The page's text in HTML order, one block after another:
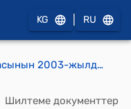
KG RU
Кыргыз Республикасынын 2003-жылдын 18-июлундагы № 153 "Кыргыз Республикасынын Жогорку Соту жана жергиликтүү соттор жөнүндө" Мыйзамы
Шилтеме документтер